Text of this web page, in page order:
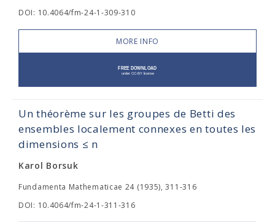
DOI: 10.4064/fm-24-1-309-310
MORE INFO
Un théorème sur les groupes de Betti des
ensembles localement connexes en toutes les
dimensions ≤ n
Karol Borsuk
Fundamenta Mathematicae 24 (1935), 311-316
DOI: 10.4064/fm-24-1-311-316